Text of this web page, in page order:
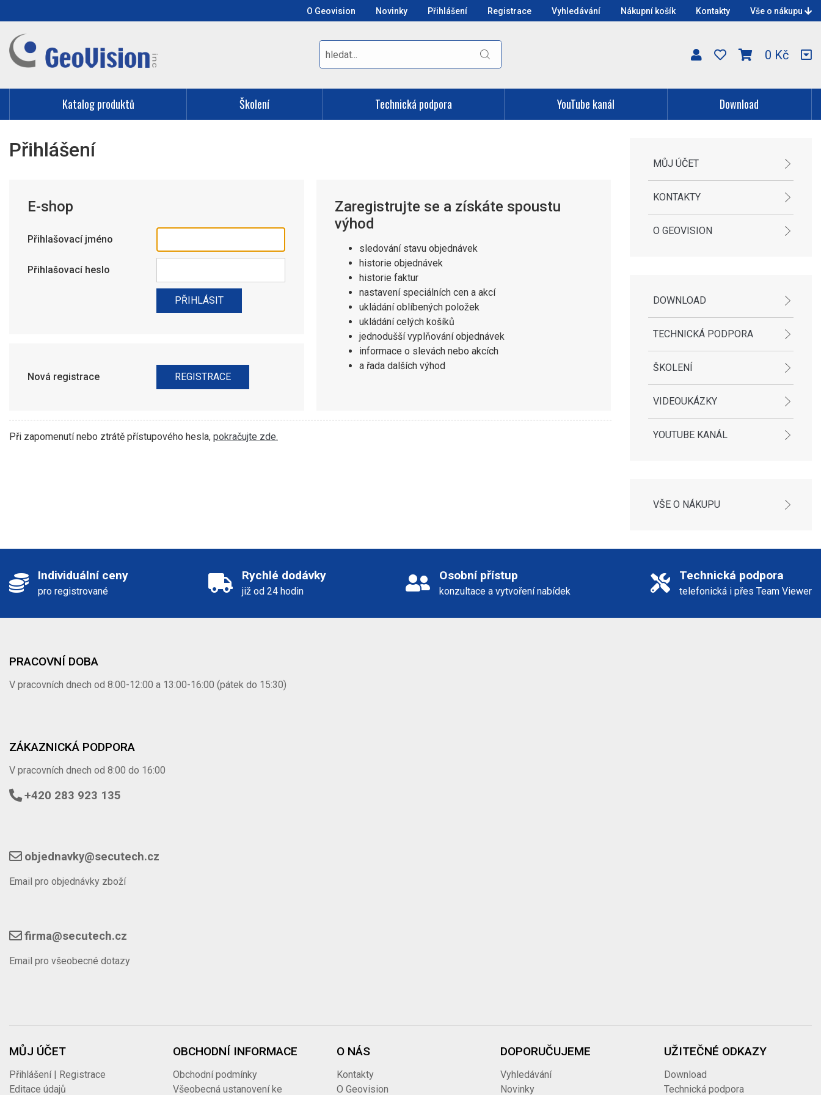
O Geovision Novinky Přihlášení Registrace Vyhledávání Nákupní košík Kontakty Vše o nákupu
0 Kč
Katalog produktů Školení Technická podpora YouTube kanál Download
Přihlášení
E-shop
Přihlašovací jméno
Přihlašovací heslo
Nová registrace
Zaregistrujte se a získáte spoustu
výhod
sledování stavu objednávek
historie objednávek
historie faktur
nastavení speciálních cen a akcí
ukládání oblíbených položek
ukládání celých košíků
jednodušší vyplňování objednávek
informace o slevách nebo akcích
a řada dalších výhod
Při zapomenutí nebo ztrátě přístupového hesla, pokračujte zde.
MŮJ ÚČET
KONTAKTY
O GEOVISION
DOWNLOAD
TECHNICKÁ PODPORA
ŠKOLENÍ
VIDEOUKÁZKY
YOUTUBE KANÁL
VŠE O NÁKUPU
Individuální ceny
pro registrované
Rychlé dodávky
již od 24 hodin
Osobní přístup
konzultace a vytvoření nabídek
Technická podpora
telefonická i přes Team Viewer
PRACOVNÍ DOBA
V pracovních dnech od 8:00-12:00 a 13:00-16:00 (pátek do 15:30)
ZÁKAZNICKÁ PODPORA
V pracovních dnech od 8:00 do 16:00
+420 283 923 135
objednavky@secutech.cz
Email pro objednávky zboží
firma@secutech.cz
Email pro všeobecné dotazy
MŮJ ÚČET
Přihlášení | Registrace
Editace údajů
OBCHODNÍ INFORMACE
Obchodní podmínky
Všeobecná ustanovení ke
O NÁS
Kontakty
O Geovision
DOPORUČUJEME
Vyhledávání
Novinky
UŽITEČNÉ ODKAZY
Download
Technická podpora